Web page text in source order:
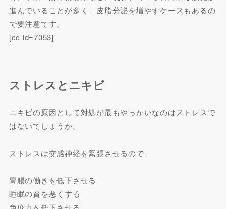
進んでいることが多く、皮脂分泌を増やすケースもあるの
で要注意です。
[cc id=7053]
ストレスとニキビ
ニキビの原因として対処が最もやっかいなのはストレスで
はないでしょうか。
ストレスは交感神経を緊張させるので、
胃腸の働きを低下させる
睡眠の質を悪くする